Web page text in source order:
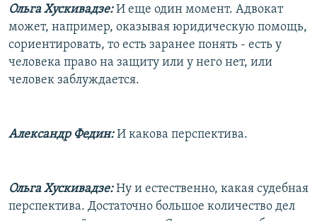
Ольга Хускивадзе:И еще один момент. Адвокат
может, например, оказывая юридическую помощь,
сориентировать, то есть заранее понять - есть у
человека право на защиту или у него нет, или
человек заблуждается.
Александр Федин:И какова перспектива.
Ольга Хускивадзе:Ну и естественно, какая судебная
перспектива. Достаточно большое количество дел